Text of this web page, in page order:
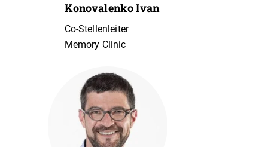
Konovalenko Ivan
Co-Stellenleiter
Memory Clinic